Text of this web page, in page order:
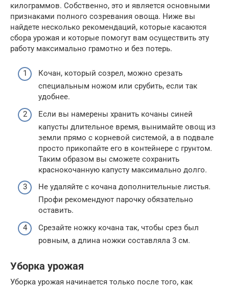
килограммов. Собственно, это и является основными
признаками полного созревания овоща. Ниже вы
найдете несколько рекомендаций, которые касаются
сбора урожая и которые помогут вам осуществить эту
работу максимально грамотно и без потерь.
Кочан, который созрел, можно срезать
специальным ножом или срубить, если так
удобнее.
Если вы намерены хранить кочаны синей
капусты длительное время, вынимайте овощ из
земли прямо с корневой системой, а в подвале
просто прикопайте его в контейнере с грунтом.
Таким образом вы сможете сохранить
краснокочанную капусту максимально долго.
Не удаляйте с кочана дополнительные листья.
Профи рекомендуют парочку обязательно
оставить.
Срезайте ножку кочана так, чтобы срез был
ровным, а длина ножки составляла 3 см.
Уборка урожая
Уборка урожая начинается только после того, как